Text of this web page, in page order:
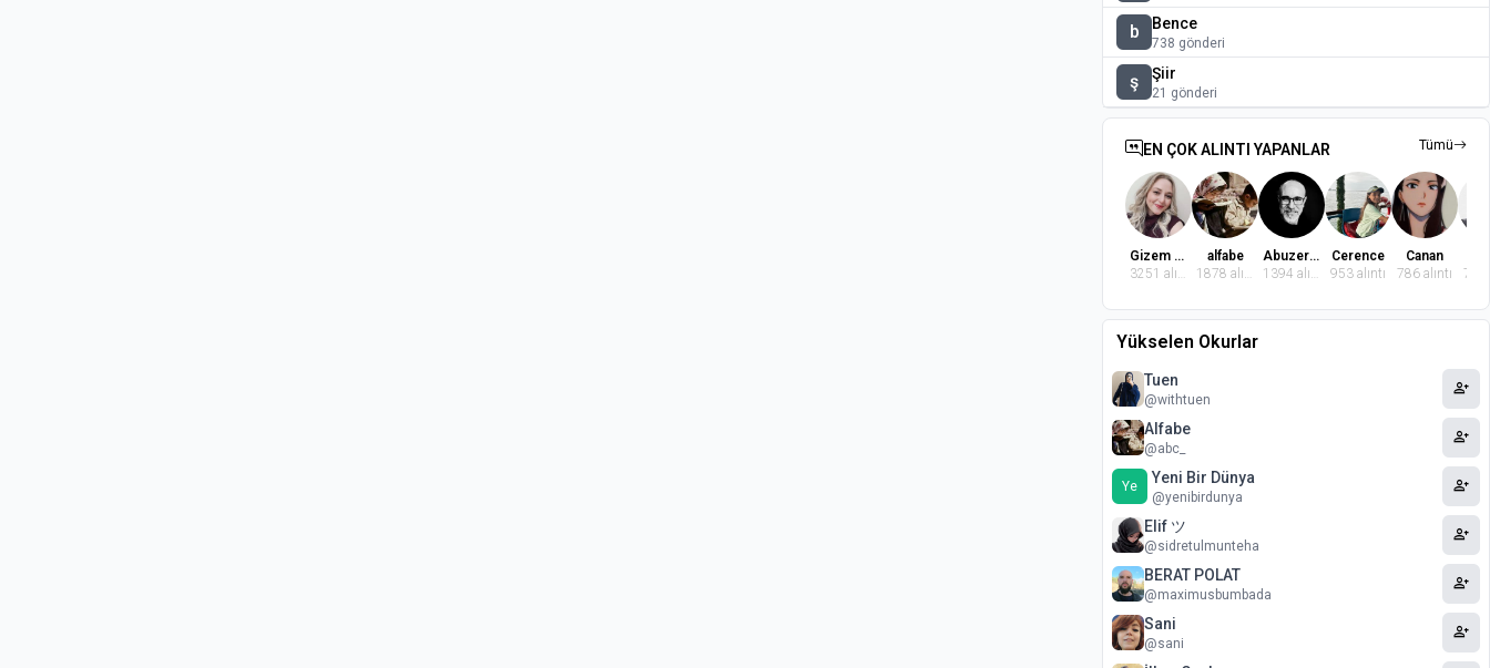
b Bence
738 gönderi
ş Şiir
21 gönderi
EN ÇOK ALINTI YAPANLAR Tümü
Gizem Dindaroğlu
3251 alıntı
alfabe
1878 alıntı
Abuzer Badem
1394 alıntı
Cerence
953 alıntı
Canan
786 alıntı
764
Yükselen Okurlar
Tuen
@withtuen person_add
Alfabe
@abc_ person_add
Ye Yeni Bir Dünya
@yenibirdunya person_add
Elif ツ
@sidretulmunteha person_add
BERAT POLAT
@maximusbumbada person_add
Sani
@sani person_add